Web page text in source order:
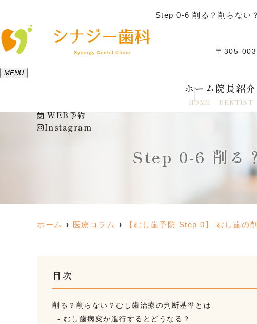
Step 0-6 削る？削らない
〒305-
MENU
ホーム
HOME
院長紹介
DENTIST
WEB予約
Instagram
Step 0-6 削る
ホーム 医療コラム 【むし歯予防 Step 0】 むし歯の
目次
削る？削らない？むし歯治療の判断基準とは
むし歯病変が進行するとどうなる？